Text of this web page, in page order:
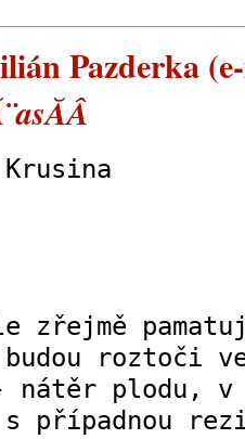
Pazderka
Krusina
zřejmě
budou roztoči
nátěr plodu, v
případnou